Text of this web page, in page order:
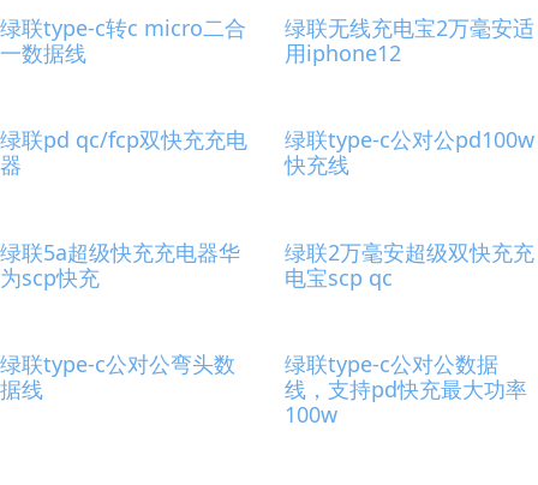
绿联type-c转c micro二合
一数据线
绿联无线充电宝2万毫安适
用iphone12
绿联pd qc/fcp双快充充电
器
绿联type-c公对公pd100w
快充线
绿联5a超级快充充电器华
为scp快充
绿联2万毫安超级双快充充
电宝scp qc
绿联type-c公对公弯头数
据线
绿联type-c公对公数据
线，支持pd快充最大功率
100w